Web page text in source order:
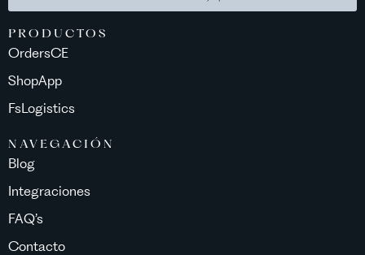
PRODUCTOS
OrdersCE
ShopApp
FsLogistics
NAVEGACIÓN
Blog
Integraciones
FAQ’s
Contacto